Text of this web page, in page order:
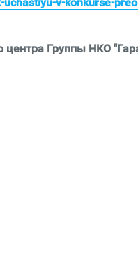
Группы НКО